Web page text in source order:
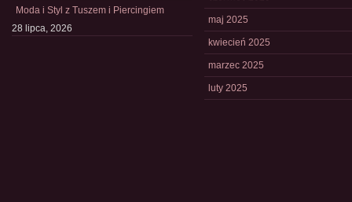
Moda i Styl z Tuszem i Piercingiem
28 lipca, 2026
maj 2025
kwiecień 2025
marzec 2025
luty 2025